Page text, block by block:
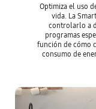
Optimiza el uso
vida. La
controlarlo a
programas
función de cómo
consumo de